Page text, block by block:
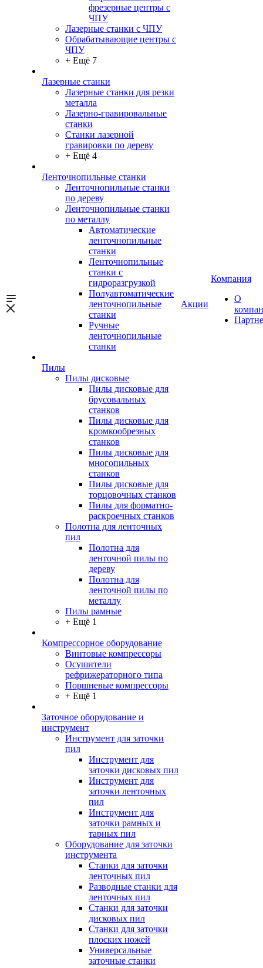
фрезерные центры с
ЧПУ
Лазерные станки с ЧПУ
Обрабатывающие центры с
ЧПУ
+ Ещё 7
Лазерные станки
Лазерные станки для резки
металла
Лазерно-гравировальные
станки
Станки лазерной
гравировки по дереву
+ Ещё 4
Ленточнопильные станки
Ленточнопильные станки
по дереву
Ленточнопильные станки
по металлу
Автоматические
ленточнопильные
станки
Ленточнопильные
станки с
гидроразгрузкой
Полуавтоматические
ленточнопильные
станки
Ручные
ленточнопильные
станки
Пилы
Пилы дисковые
Пилы дисковые для
брусовальных
станков
Пилы дисковые для
кромкообрезных
станков
Пилы дисковые для
многопильных
станков
Пилы дисковые для
торцовочных станков
Пилы для форматно-
раскроечных станков
Полотна для ленточных
пил
Полотна для
ленточной пилы по
дереву
Полотна для
ленточной пилы по
металлу
Пилы рамные
+ Ещё 1
Компрессорное оборудование
Винтовые компрессоры
Осушители
рефрижераторного типа
Поршневые компрессоры
+ Ещё 1
Заточное оборудование и
инструмент
Инструмент для заточки
пил
Инструмент для
заточки дисковых пил
Инструмент для
заточки ленточных
пил
Инструмент для
заточки рамных и
тарных пил
Оборудование для заточки
инструмента
Станки для заточки
ленточных пил
Разводные станки для
ленточных пил
Станки для заточки
дисковых пил
Станки для заточки
плоских ножей
Универсальные
заточные станки
Акции
Компания
О